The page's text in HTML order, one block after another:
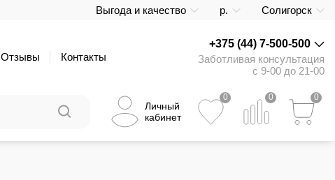
Выгода и качество р. Солигорск
Отзывы Контакты
+375 (44) 7-500-500
Заботливая консультация
с 9-00 до 21-00
Личный
кабинет
0 0 0